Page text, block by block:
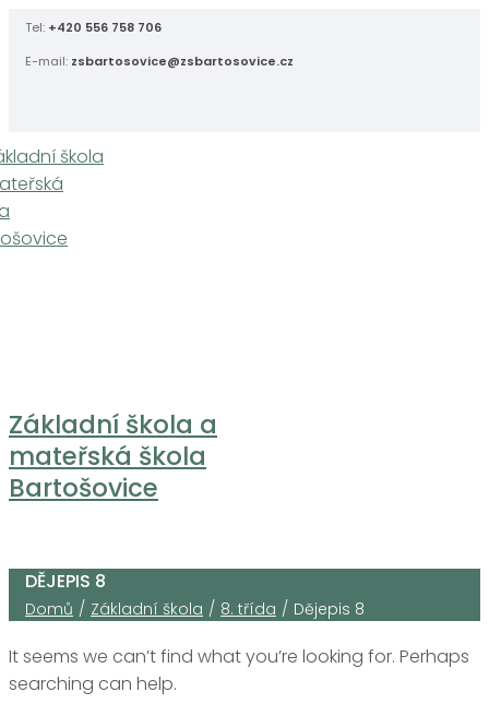
Skip
Tel: +420 556 758 706
E-mail: zsbartosovice@zsbartosovice.cz
Základní škola a
mateřská škola
Bartošovice
DĚJEPIS 8
Domů / Základní škola / 8. třída / Dějepis 8
It seems we can’t find what you’re looking for. Perhaps
searching can help.